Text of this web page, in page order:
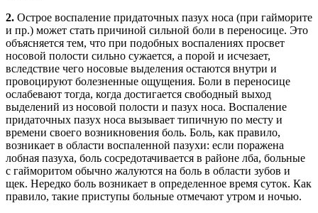
2. Острое воспаление придаточных пазух носа (при гайморите
и пр.) может стать причиной сильной боли в переносице. Это
объясняется тем, что при подобных воспалениях просвет
носовой полости сильно сужается, а порой и исчезает,
вследствие чего носовые выделения остаются внутри и
провоцируют болезненные ощущения. Боли в переносице
ослабевают тогда, когда достигается свободный выход
выделений из носовой полости и пазух носа. Воспаление
придаточных пазух носа вызывает типичную по месту и
времени своего возникновения боль. Боль, как правило,
возникает в области воспаленной пазухи: если поражена
лобная пазуха, боль сосредотачивается в районе лба, больные
с гайморитом обычно жалуются на боль в области зубов и
щек. Нередко боль возникает в определенное время суток. Как
правило, такие приступы больные отмечают утром и ночью.